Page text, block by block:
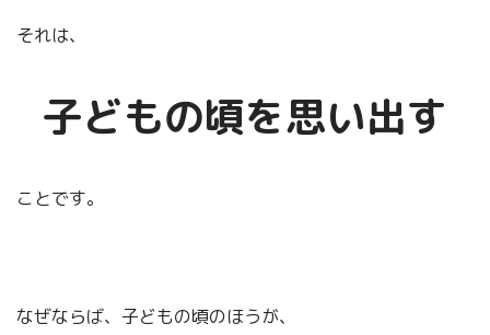
それは、
子どもの頃を思い出す
ことです。
なぜならば、子どもの頃のほうが、